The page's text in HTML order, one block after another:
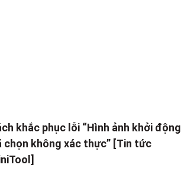
khắc phục lỗi “Hình ảnh khởi động
chọn không xác thực” [Tin tức